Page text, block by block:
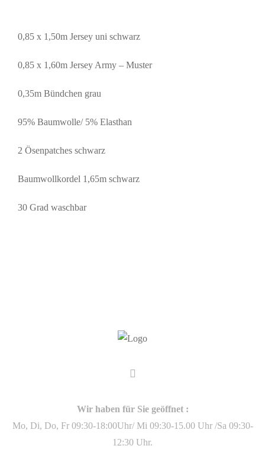
0,85 x 1,50m Jersey uni schwarz
0,85 x 1,60m Jersey Army – Muster
0,35m Bündchen grau
95% Baumwolle/ 5% Elasthan
2 Ösenpatches schwarz
Baumwollkordel 1,65m schwarz
30 Grad waschbar
Wir haben für Sie geöffnet :
Mo, Di, Do, Fr 09:30-18:00Uhr/ Mi 09:30-15.00 Uhr /Sa 09:30-
12:30 Uhr.